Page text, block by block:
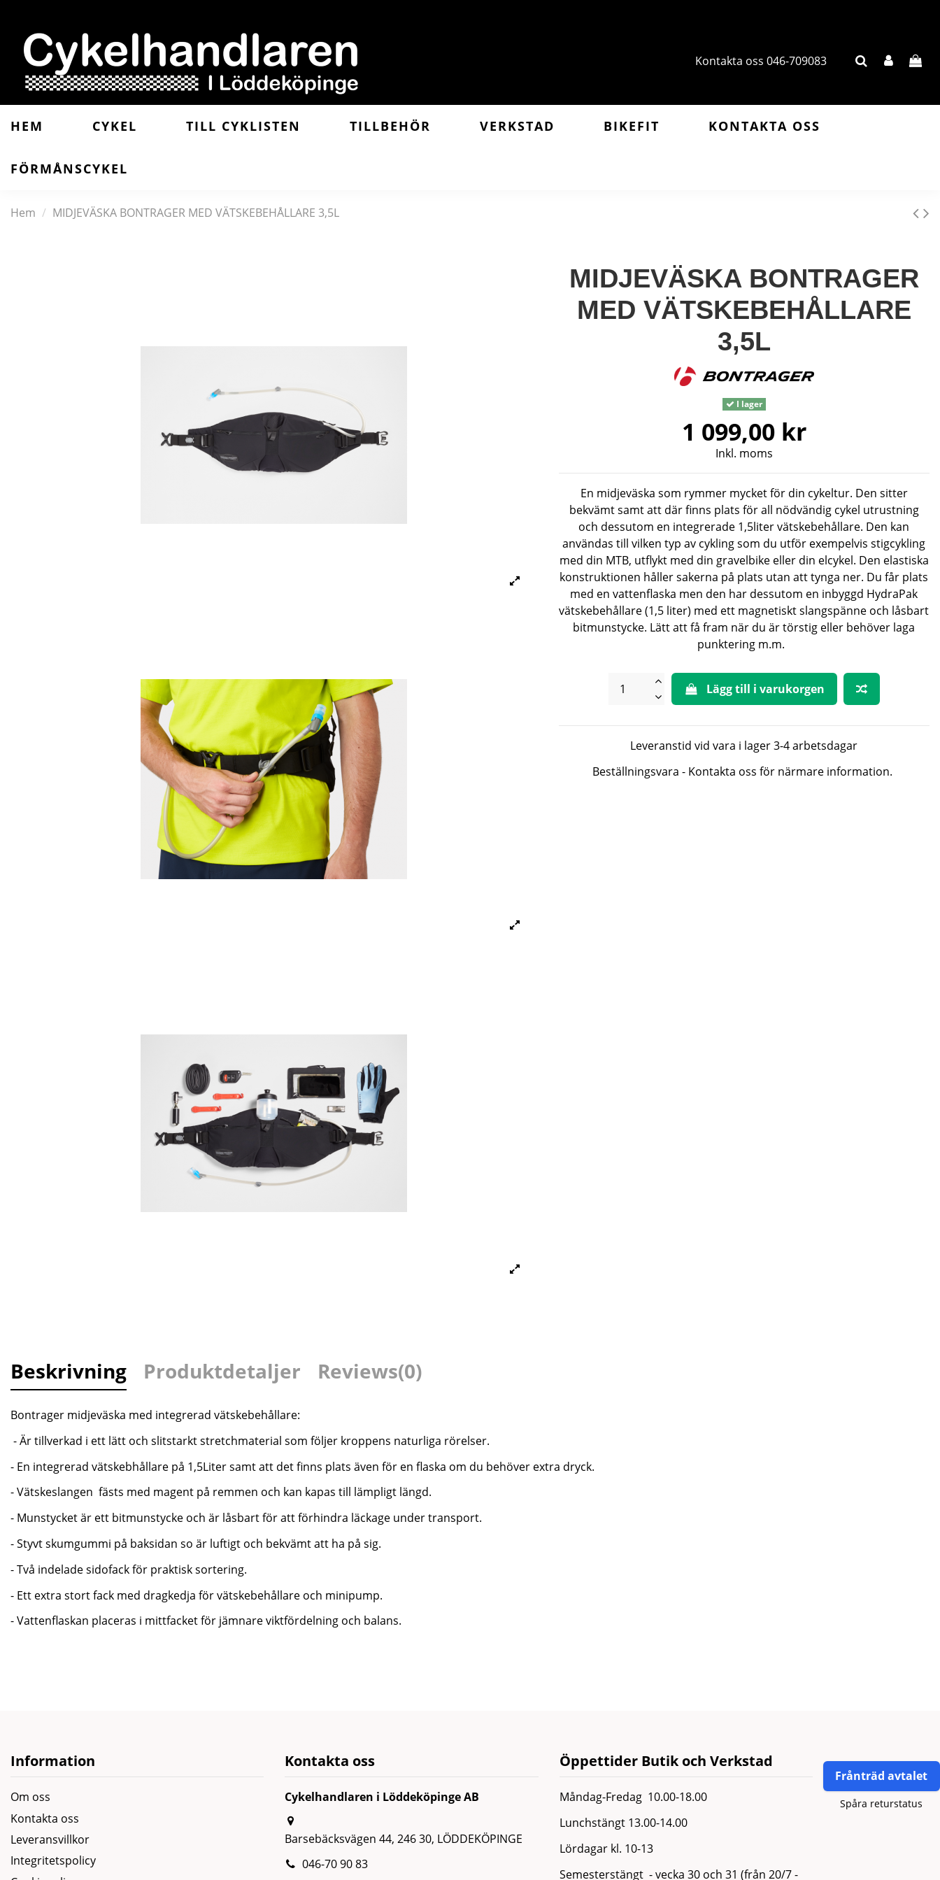
Kontakta oss 046-709083
HEM CYKEL TILL CYKLISTEN TILLBEHÖR VERKSTAD BIKEFIT KONTAKTA OSS
FÖRMÅNSCYKEL
Hem MIDJEVÄSKA BONTRAGER MED VÄTSKEBEHÅLLARE 3,5L
MIDJEVÄSKA BONTRAGER
MED VÄTSKEBEHÅLLARE
3,5L
I lager
1 099,00 kr
Inkl. moms
En midjeväska som rymmer mycket för din cykeltur. Den sitter
bekvämt samt att där finns plats för all nödvändig cykel utrustning
och dessutom en integrerade 1,5liter vätskebehållare. Den kan
användas till vilken typ av cykling som du utför exempelvis stigcykling
med din MTB, utflykt med din gravelbike eller din elcykel. Den elastiska
konstruktionen håller sakerna på plats utan att tynga ner. Du får plats
med en vattenflaska men den har dessutom en inbyggd HydraPak
vätskebehållare (1,5 liter) med ett magnetiskt slangspänne och låsbart
bitmunstycke. Lätt att få fram när du är törstig eller behöver laga
punktering m.m.
Lägg till i varukorgen
Leveranstid vid vara i lager 3-4 arbetsdagar
Beställningsvara - Kontakta oss för närmare information.
Beskrivning Produktdetaljer Reviews(0)
Bontrager midjeväska med integrerad vätskebehållare:
- Är tillverkad i ett lätt och slitstarkt stretchmaterial som följer kroppens naturliga rörelser.
- En integrerad vätskebhållare på 1,5Liter samt att det finns plats även för en flaska om du behöver extra dryck.
- Vätskeslangen fästs med magent på remmen och kan kapas till lämpligt längd.
- Munstycket är ett bitmunstycke och är låsbart för att förhindra läckage under transport.
- Styvt skumgummi på baksidan so är luftigt och bekvämt att ha på sig.
- Två indelade sidofack för praktisk sortering.
- Ett extra stort fack med dragkedja för vätskebehållare och minipump.
- Vattenflaskan placeras i mittfacket för jämnare viktfördelning och balans.
Information
Om oss
Kontakta oss
Leveransvillkor
Integritetspolicy
Kontakta oss
Cykelhandlaren i Löddeköpinge AB
Barsebäcksvägen 44, 246 30, LÖDDEKÖPINGE
046-70 90 83
Öppettider Butik och Verkstad
Måndag-Fredag 10.00-18.00
Lunchstängt 13.00-14.00
Lördagar kl. 10-13
Semesterstängt - vecka 30 och 31 (från 20/7 -
Frånträd avtalet
Spåra returstatus